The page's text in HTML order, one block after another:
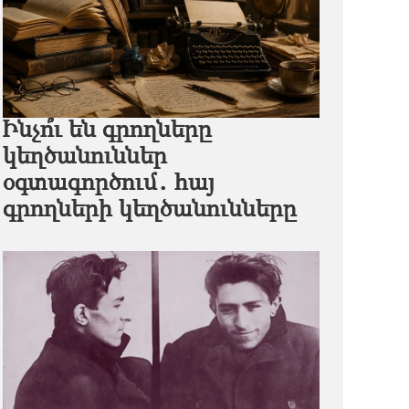
Ինչո՞ւ են գրողները
կեղծանուններ
օգտագործում․ հայ
գրողների կեղծանունները